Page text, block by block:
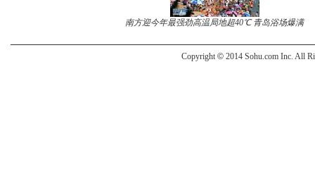
南方迎今年最强劲高温局地超40℃ 青岛浴场爆满
Copyright © 2014 Sohu.com Inc. All